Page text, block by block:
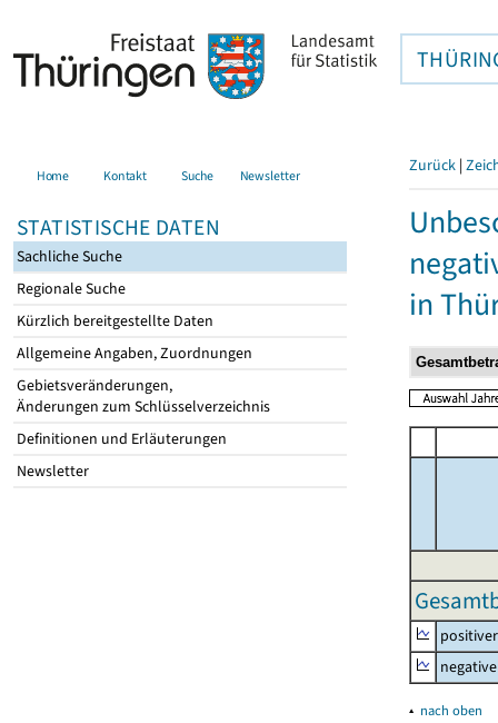
Home Kontakt Suche Newsletter
STATISTISCHE DATEN
Sachliche Suche
Regionale Suche
Kürzlich bereitgestellte Daten
Allgemeine Angaben, Zuordnungen
Gebietsveränderungen,
Änderungen zum Schlüsselverzeichnis
Definitionen und Erläuterungen
Newsletter
Zurück |
in
▴ nach oben